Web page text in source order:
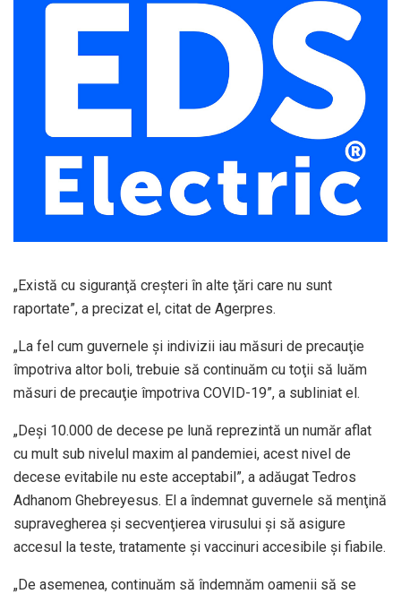
„Există cu siguranţă creşteri în alte ţări care nu sunt
raportate”, a precizat el, citat de Agerpres.
„La fel cum guvernele şi indivizii iau măsuri de precauţie
împotriva altor boli, trebuie să continuăm cu toţii să luăm
măsuri de precauţie împotriva COVID-19”, a subliniat el.
„Deşi 10.000 de decese pe lună reprezintă un număr aflat
cu mult sub nivelul maxim al pandemiei, acest nivel de
decese evitabile nu este acceptabil”, a adăugat Tedros
Adhanom Ghebreyesus. El a îndemnat guvernele să menţină
supravegherea şi secvenţierea virusului şi să asigure
accesul la teste, tratamente şi vaccinuri accesibile şi fiabile.
„De asemenea, continuăm să îndemnăm oamenii să se